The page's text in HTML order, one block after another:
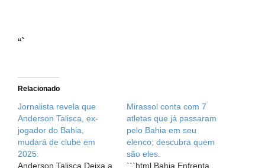
“`
Relacionado
Jornalista revela que
Anderson Talisca, ex-
jogador do Bahia,
mudará de clube em
2025.
Anderson Talisca Deixa a
Mirassol conta com 7
atletas que já passaram
pelo Bahia em seu
elenco; descubra quem
são eles.
```html Bahia Enfrenta